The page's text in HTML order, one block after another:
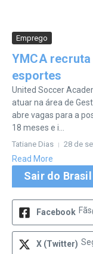
Emprego
YMCA
esportes
United Soccer
atuar na área de
abre vagas para a
18 meses e i...
Tatiane Dias 28 de
Read More
Sair do Brasil
Facebook Fãs
X (Twitter)